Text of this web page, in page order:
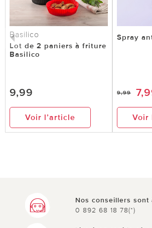
Basilico
Lot de 2 paniers à friture
Basilico
9,99
Voir l’article
Spray
9,99
Voir
Nos conseillers sont
0 892 68 18 78(*)